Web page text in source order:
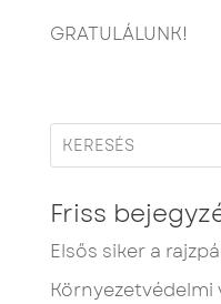
GRATULÁLUNK!
Friss
Elsős siker a
Környezetvédelmi